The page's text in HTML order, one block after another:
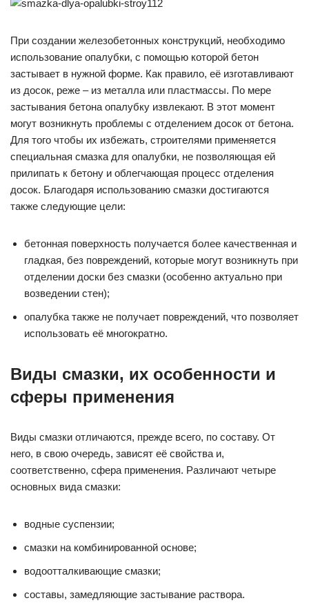
При создании железобетонных конструкций, необходимо
использование опалубки, с помощью которой бетон
застывает в нужной форме. Как правило, её изготавливают
из досок, реже – из металла или пластмассы. По мере
застывания бетона опалубку извлекают. В этот момент
могут возникнуть проблемы с отделением досок от бетона.
Для того чтобы их избежать, строителями применяется
специальная смазка для опалубки, не позволяющая ей
прилипать к бетону и облегчающая процесс отделения
досок. Благодаря использованию смазки достигаются
также следующие цели:
бетонная поверхность получается более качественная и
гладкая, без повреждений, которые могут возникнуть при
отделении доски без смазки (особенно актуально при
возведении стен);
опалубка также не получает повреждений, что позволяет
использовать её многократно.
Виды смазки, их особенности и
сферы применения
Виды смазки отличаются, прежде всего, по составу. От
него, в свою очередь, зависят её свойства и,
соответственно, сфера применения. Различают четыре
основных вида смазки:
водные суспензии;
смазки на комбинированной основе;
водоотталкивающие смазки;
составы, замедляющие застывание раствора.